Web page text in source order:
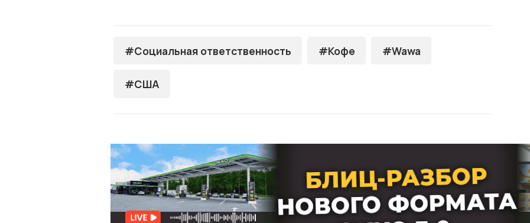
#Социальная ответственность #Кофе #Wawa
#США